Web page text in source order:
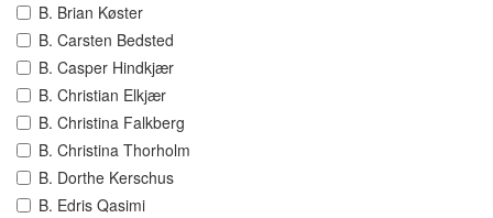
B. Brian Køster
B. Carsten Bedsted
B. Casper Hindkjær
B. Christian Elkjær
B. Christina Falkberg
B. Christina Thorholm
B. Dorthe Kerschus
B. Edris Qasimi